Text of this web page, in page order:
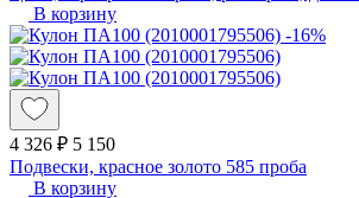
В корзину
-16%
4 326 ₽ 5 150
Подвески, красное золото 585 проба
В корзину